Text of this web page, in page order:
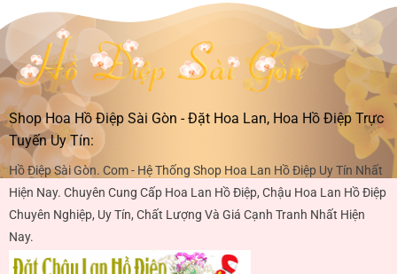
Shop Hoa Hồ Điệp Sài Gòn - Đặt Hoa Lan, Hoa Hồ Điệp Trực
Tuyến Uy Tín:
Hồ Điệp Sài Gòn. Com - Hệ Thống Shop Hoa Lan Hồ Điệp Uy Tín Nhất
Hiện Nay. Chuyên Cung Cấp Hoa Lan Hồ Điệp, Chậu Hoa Lan Hồ Điệp
Chuyên Nghiệp, Uy Tín, Chất Lượng Và Giá Cạnh Tranh Nhất Hiện
Nay.